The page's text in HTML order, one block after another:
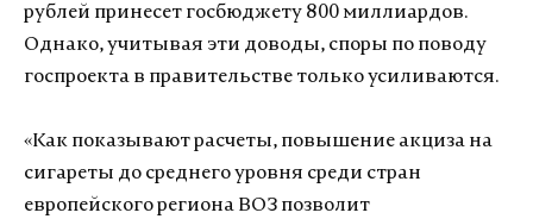
рублей принесет госбюджету 800 миллиардов.
Однако, учитывая эти доводы, споры по поводу
госпроекта в правительстве только усиливаются.
«Как показывают расчеты, повышение акциза на
сигареты до среднего уровня среди стран
европейского региона ВОЗ позволит